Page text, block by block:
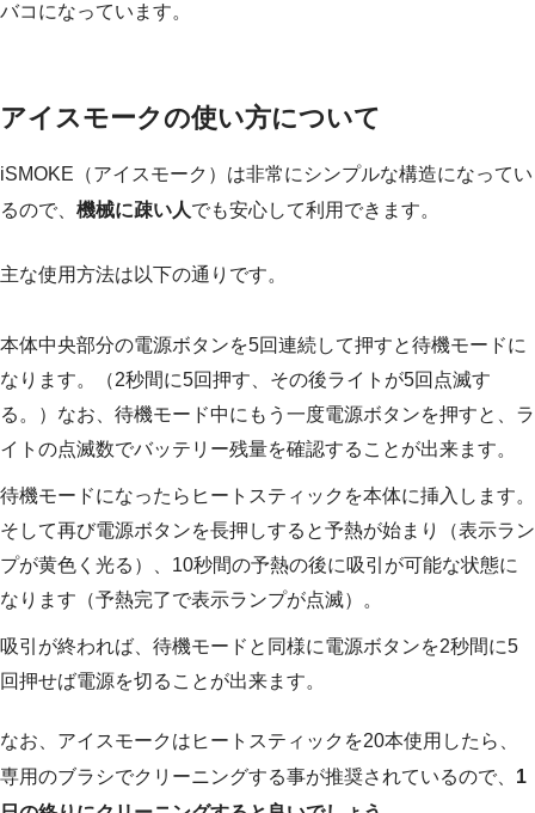
バコになっています。
アイスモークの使い方について
iSMOKE（アイスモーク）は非常にシンプルな構造になってい
るので、 機械に疎い人でも安心して利用できます。
主な使用方法は以下の通りです。
本体中央部分の電源ボタンを5回連続して押すと待機モードに
なります。（2秒間に5回押す、その後ライトが5回点滅す
る。）なお、待機モード中にもう一度電源ボタンを押すと、ラ
イトの点滅数でバッテリー残量を確認することが出来ます。
待機モードになったらヒートスティックを本体に挿入します。
そして再び電源ボタンを長押しすると予熱が始まり（表示ラン
プが黄色く光る）、10秒間の予熱の後に吸引が可能な状態に
なります（予熱完了で表示ランプが点滅）。
吸引が終われば、待機モードと同様に電源ボタンを2秒間に5
回押せば電源を切ることが出来ます。
なお、アイスモークはヒートスティックを20本使用したら、
専用のブラシでクリーニングする事が推奨されているので、 1